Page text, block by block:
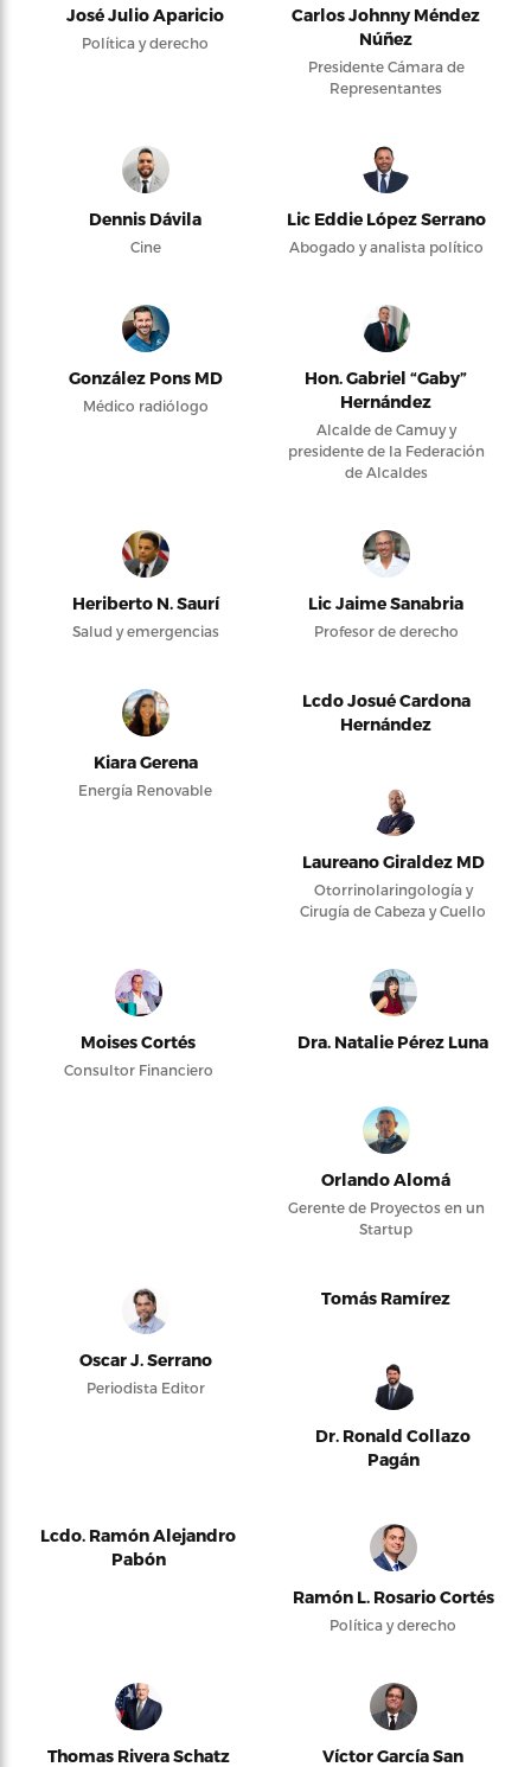
José Julio Aparicio
Política y derecho
Carlos Johnny Méndez
Núñez
Presidente Cámara de
Representantes
Dennis Dávila
Cine
Lic Eddie López Serrano
Abogado y analista político
González Pons MD
Médico radiólogo
Hon. Gabriel “Gaby”
Hernández
Alcalde de Camuy y
presidente de la Federación
de Alcaldes
Heriberto N. Saurí
Salud y emergencias
Lic Jaime Sanabria
Profesor de derecho
Kiara Gerena
Energía Renovable
Lcdo Josué Cardona
Hernández
Laureano Giraldez MD
Otorrinolaringología y
Cirugía de Cabeza y Cuello
Moises Cortés
Consultor Financiero
Dra. Natalie Pérez Luna
Orlando Alomá
Gerente de Proyectos en un
Startup
Oscar J. Serrano
Periodista Editor
Tomás Ramírez
Dr. Ronald Collazo
Pagán
Lcdo. Ramón Alejandro
Pabón
Ramón L. Rosario Cortés
Política y derecho
Thomas Rivera Schatz
Víctor García San